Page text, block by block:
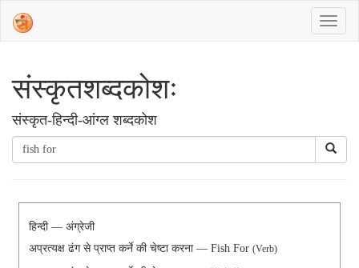
संस्‍कृतशब्‍दकोशः
संस्‍कृत-हिन्दी-आंग्ल शब्दकोश
हिन्दी — अंग्रेजी
अप्रत्यक्ष ढंग से प्राप्त कर्ने की चेष्टा करना — Fish For (Verb)